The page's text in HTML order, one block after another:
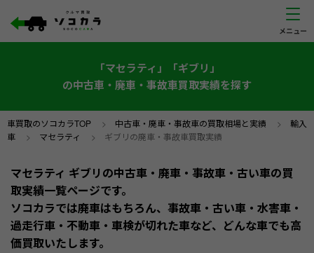
「マセラティ」「ギブリ」
の中古車・廃車・事故車買取実績を探す
車買取のソコカラTOP > 中古車・廃車・事故車の買取相場と実績 > 輸入
車 > マセラティ > ギブリの廃車・事故車買取実績
マセラティ ギブリの中古車・廃車・事故車・古い車の買
取実績一覧ページです。
ソコカラでは廃車はもちろん、事故車・古い車・水害車・
過走行車・不動車・車検が切れた車など、どんな車でも高
価買取いたします。